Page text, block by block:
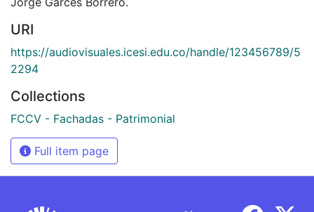
URI
https://audiovisuales.icesi.edu.co/handle/123456789/5
2294
Collections
FCCV - Fachadas - Patrimonial
Full item page